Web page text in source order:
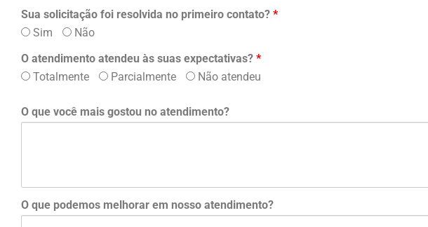
Sua solicitação foi resolvida no primeiro contato? *
Sim
Não
O atendimento atendeu às suas expectativas? *
Totalmente
Parcialmente Não atendeu
O que você mais gostou no atendimento?
O que podemos melhorar em nosso atendimento?